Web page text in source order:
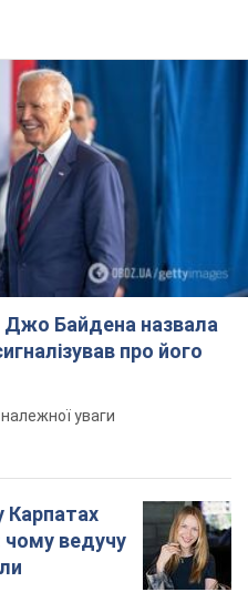
Байдена назвала
про його
уваги
Карпатах
ведучу